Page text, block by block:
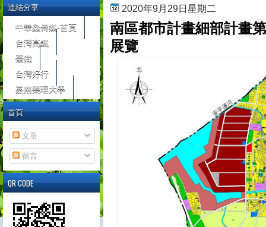
2020年9月29日星期二
南區都市計畫細部計畫
展覽
連結分享
中華鱻傳媒-首頁
台灣高鐵
臺鐵
台灣好行
嘉南藥理大學
首頁
文章
留言
QR CODE